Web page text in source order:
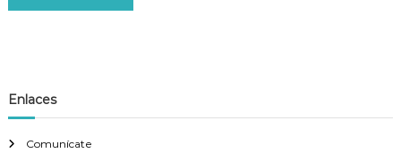
Enlaces
Comunícate